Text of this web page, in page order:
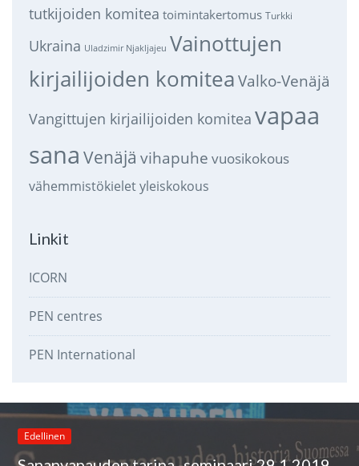
tutkijoiden komitea toimintakertomus Turkki
Ukraina Uladzimir Njakljajeu Vainottujen
kirjailijoiden komitea Valko-Venäjä
Vangittujen kirjailijoiden komitea vapaa
sana Venäjä vihapuhe vuosikokous
vähemmistökieletyleiskokous
Linkit
ICORN
PEN centres
PEN International
Edellinen